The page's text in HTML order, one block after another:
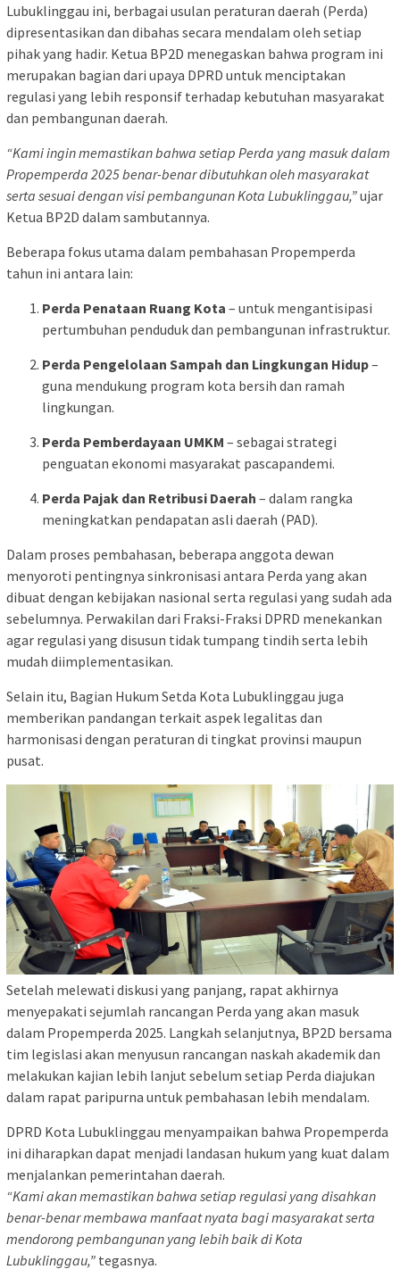
Lubuklinggau ini, berbagai usulan peraturan daerah (Perda)
dipresentasikan dan dibahas secara mendalam oleh setiap
pihak yang hadir. Ketua BP2D menegaskan bahwa program ini
merupakan bagian dari upaya DPRD untuk menciptakan
regulasi yang lebih responsif terhadap kebutuhan masyarakat
dan pembangunan daerah.
“Kami ingin memastikan bahwa setiap Perda yang masuk dalam
Propemperda 2025 benar-benar dibutuhkan oleh masyarakat
serta sesuai dengan visi pembangunan Kota Lubuklinggau,”ujar
Ketua BP2D dalam sambutannya.
Beberapa fokus utama dalam pembahasan Propemperda
tahun ini antara lain:
Perda Penataan Ruang Kota – untuk mengantisipasi
pertumbuhan penduduk dan pembangunan infrastruktur.
Perda Pengelolaan Sampah dan Lingkungan Hidup–
guna mendukung program kota bersih dan ramah
lingkungan.
Perda Pemberdayaan UMKM – sebagai strategi
penguatan ekonomi masyarakat pascapandemi.
Perda Pajak dan Retribusi Daerah – dalam rangka
meningkatkan pendapatan asli daerah (PAD).
Dalam proses pembahasan, beberapa anggota dewan
menyoroti pentingnya sinkronisasi antara Perda yang akan
dibuat dengan kebijakan nasional serta regulasi yang sudah ada
sebelumnya. Perwakilan dari Fraksi-Fraksi DPRD menekankan
agar regulasi yang disusun tidak tumpang tindih serta lebih
mudah diimplementasikan.
Selain itu, Bagian Hukum Setda Kota Lubuklinggau juga
memberikan pandangan terkait aspek legalitas dan
harmonisasi dengan peraturan di tingkat provinsi maupun
pusat.
Setelah melewati diskusi yang panjang, rapat akhirnya
menyepakati sejumlah rancangan Perda yang akan masuk
dalam Propemperda 2025. Langkah selanjutnya, BP2D bersama
tim legislasi akan menyusun rancangan naskah akademik dan
melakukan kajian lebih lanjut sebelum setiap Perda diajukan
dalam rapat paripurna untuk pembahasan lebih mendalam.
DPRD Kota Lubuklinggau menyampaikan bahwa Propemperda
ini diharapkan dapat menjadi landasan hukum yang kuat dalam
menjalankan pemerintahan daerah.
“Kami akan memastikan bahwa setiap regulasi yang disahkan
benar-benar membawa manfaat nyata bagi masyarakat serta
mendorong pembangunan yang lebih baik di Kota
Lubuklinggau,” tegasnya.